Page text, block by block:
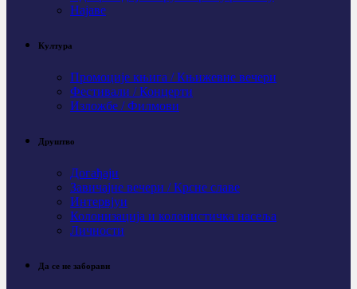
Најаве
Култура
Промоције књига / Књижевне вечери
Фестивали / Концерти
Изложбе / Филмови
Друштво
Догађаји
Завичајне вечери / Крсне славе
Интервјуи
Колонизација и колонистичка насеља
Личности
Да се не заборави